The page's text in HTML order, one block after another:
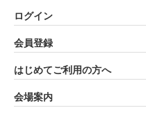
ログイン
会員登録
はじめてご利用の方へ
会場案内